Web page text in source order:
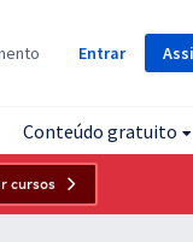
Entrar
Conteúdo gratuito
cursos